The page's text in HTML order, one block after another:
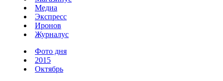
Медиа
Экспресс
Иронов
Журналус
Фото дня
2015
Октябрь